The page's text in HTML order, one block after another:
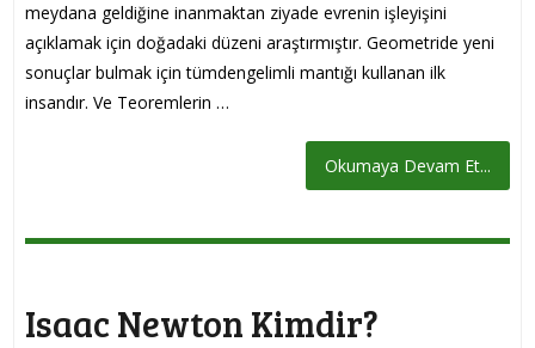
meydana geldiğine inanmaktan ziyade evrenin işleyişini
açıklamak için doğadaki düzeni araştırmıştır. Geometride yeni
sonuçlar bulmak için tümdengelimli mantığı kullanan ilk
insandır. Ve Teoremlerin …
Okumaya Devam Et...
Isaac Newton Kimdir?